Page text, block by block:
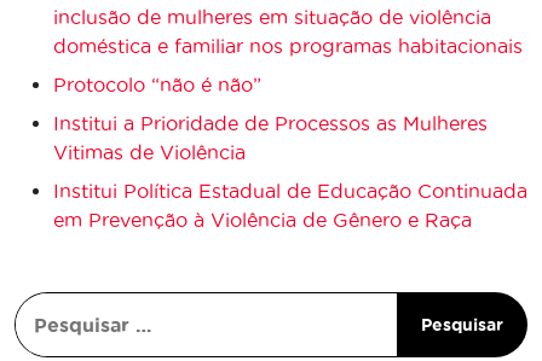
inclusão de mulheres em situação de violência
doméstica e familiar nos programas habitacionais
Protocolo “não é não”
Institui a Prioridade de Processos as Mulheres
Vitimas de Violência
Institui Política Estadual de Educação Continuada
em Prevenção à Violência de Gênero e Raça